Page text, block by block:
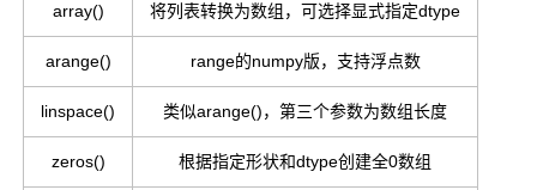
array() 将列表转换为数组，可选择显式指定dtype
arange() range的numpy版，支持浮点数
linspace() 类似arange()，第三个参数为数组长度
zeros() 根据指定形状和dtype创建全0数组